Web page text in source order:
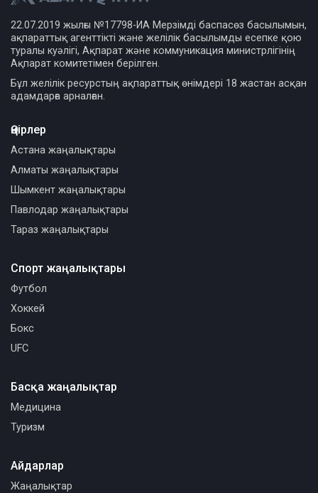
22.07.2019 жылғы №17798-ИА Мерзімді баспасөз басылымын,
ақпараттық агенттікті және желілік басылымды есепке қою
туралы куәлігі, Ақпарат және коммуникация министрлігінің
Ақпарат комитетімен берілген.
Бұл желілік ресурстың ақпараттық өнімдері 18 жастан асқан
адамдарға арналған.
Өңірлер
Астана жаңалықтары
Алматы жаңалықтары
Шымкент жаңалықтары
Павлодар жаңалықтары
Тараз жаңалықтары
Спорт жаңалықтары
Футбол
Хоккей
Бокс
UFC
Басқа жаңалықтар
Медицина
Туризм
Айдарлар
Жаңалықтар